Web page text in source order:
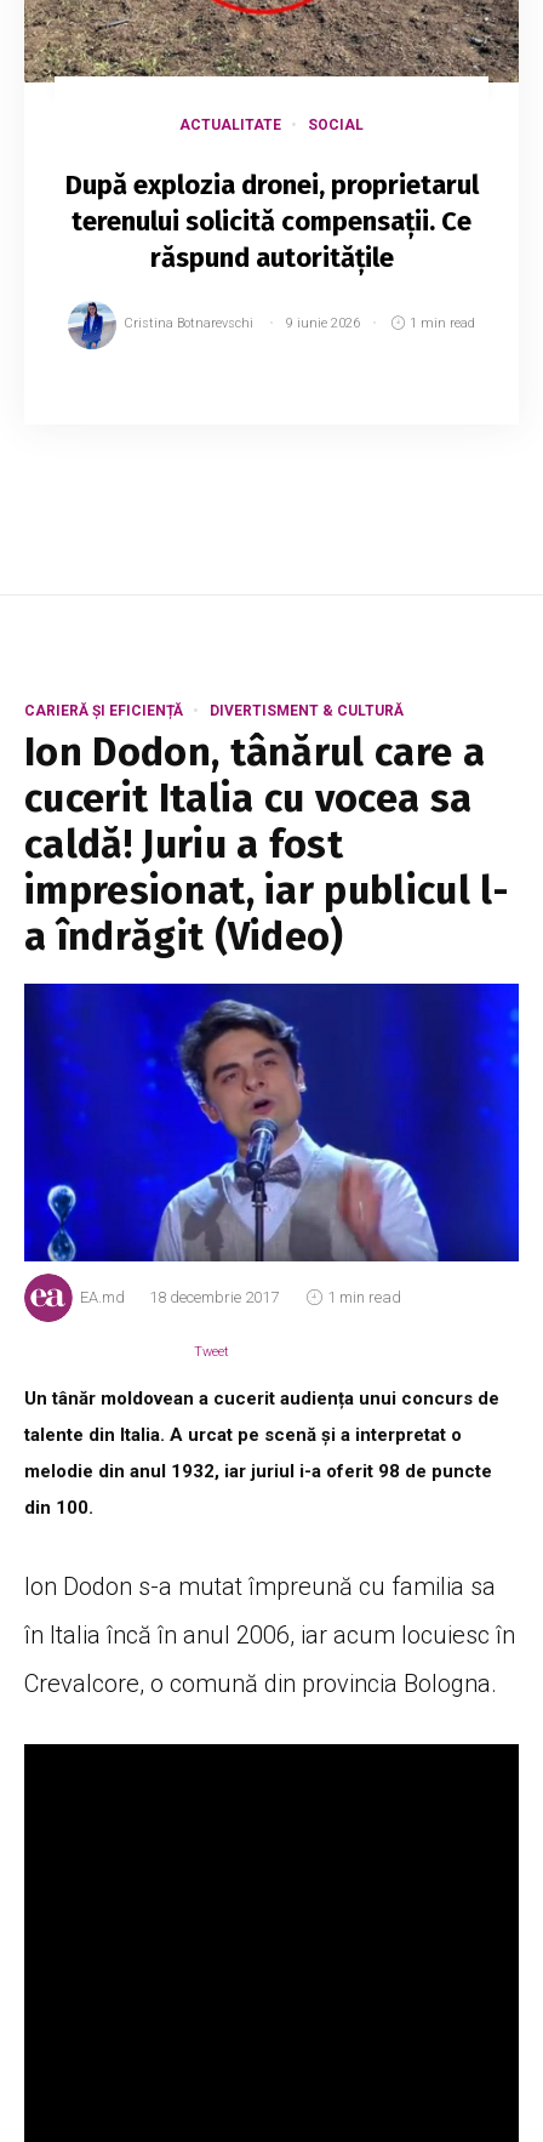
ACTUALITATE SOCIAL
După explozia dronei, proprietarul
terenului solicită compensații. Ce
răspund autoritățile
Cristina Botnarevschi 9 iunie 2026 1 min read
CARIERĂ ȘI EFICIENȚĂ DIVERTISMENT & CULTURĂ
Ion Dodon, tânărul care a
cucerit Italia cu vocea sa
caldă! Juriu a fost
impresionat, iar publicul l-
a îndrăgit (Video)
EA.md 18 decembrie 2017 1 min read
Tweet
Un tânăr moldovean a cucerit audiența unui concurs de
talente din Italia. A urcat pe scenă și a interpretat o
melodie din anul 1932, iar juriul i-a oferit 98 de puncte
din 100.
Ion Dodon s-a mutat împreună cu familia sa
în Italia încă în anul 2006, iar acum locuiesc în
Crevalcore, o comună din provincia Bologna.